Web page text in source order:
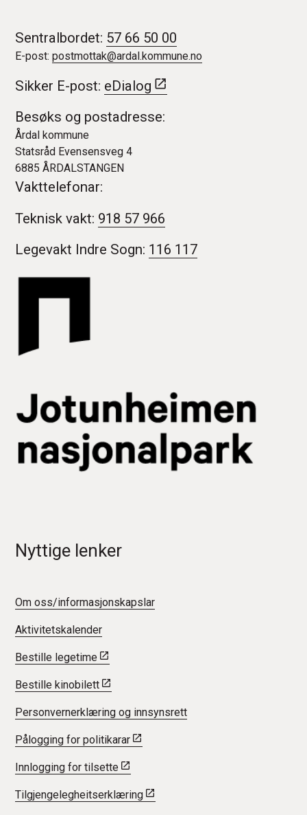
Sentralbordet: 57 66 50 00
E-post:postmottak@ardal.kommune.no
Sikker E-post: eDialog
Besøks og postadresse:
Årdal kommune
Statsråd Evensensveg 4
6885 ÅRDALSTANGEN
Vakttelefonar:
Teknisk vakt: 918 57 966
Legevakt Indre Sogn: 116 117
Nyttige lenker
Om oss/informasjonskapslar
Aktivitetskalender
Bestille legetime
Bestille kinobilett
Personvernerklæring og innsynsrett
Pålogging for politikarar
Innlogging for tilsette
Tilgjengelegheitserklæring